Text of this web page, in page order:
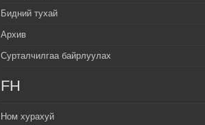
Бидний тухай
Архив
Сурталчилгаа байрлуулах
FH
Ном хурахуй